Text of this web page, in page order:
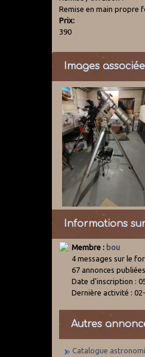
Remise en main propre
Prix:
390
Images
Informations
Membre : bou
4 messages sur le
67 annonces publiées
Date d'inscription :
Dernière activité :
Autres
Catalogue